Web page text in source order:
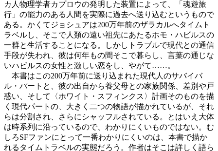
カ人物理学者カプロウの発明した装置によって、「魂遊旅
行」の能力のある人間を実際に過去へ送り込むというもので
ある。かくてジョシュアは200万年前のザラカルへタイムト
ラベルし、そこで人類の遠い祖先にあたるホモ・ハビルスの
一群と生活することになる。しかしトラブルで現代との通信
手段が失われ、彼は何年もの間そこで暮らし、言葉の通じな
いハビルスの女性と激しい恋をし、やがて……。
本書はこの200万年前に送り込まれた現代人のサバイバ
ル・パートと、彼の出自から養父母との家族関係、差別や戸
惑い、そして〈ホワイト・スフィンクス〉計画そのものを描
く現代パートの、大きく二つの物語が描かれているが、それ
らは分割され、さらにシャッフルされている。とはいえ大体
は時系列に沿っているので、わかりにくいものではない。む
しろSFファンにとって一番わかりにくいのは、本書で描か
れるタイムトラベルの実態だろう。作者はそこは詳しく語ら